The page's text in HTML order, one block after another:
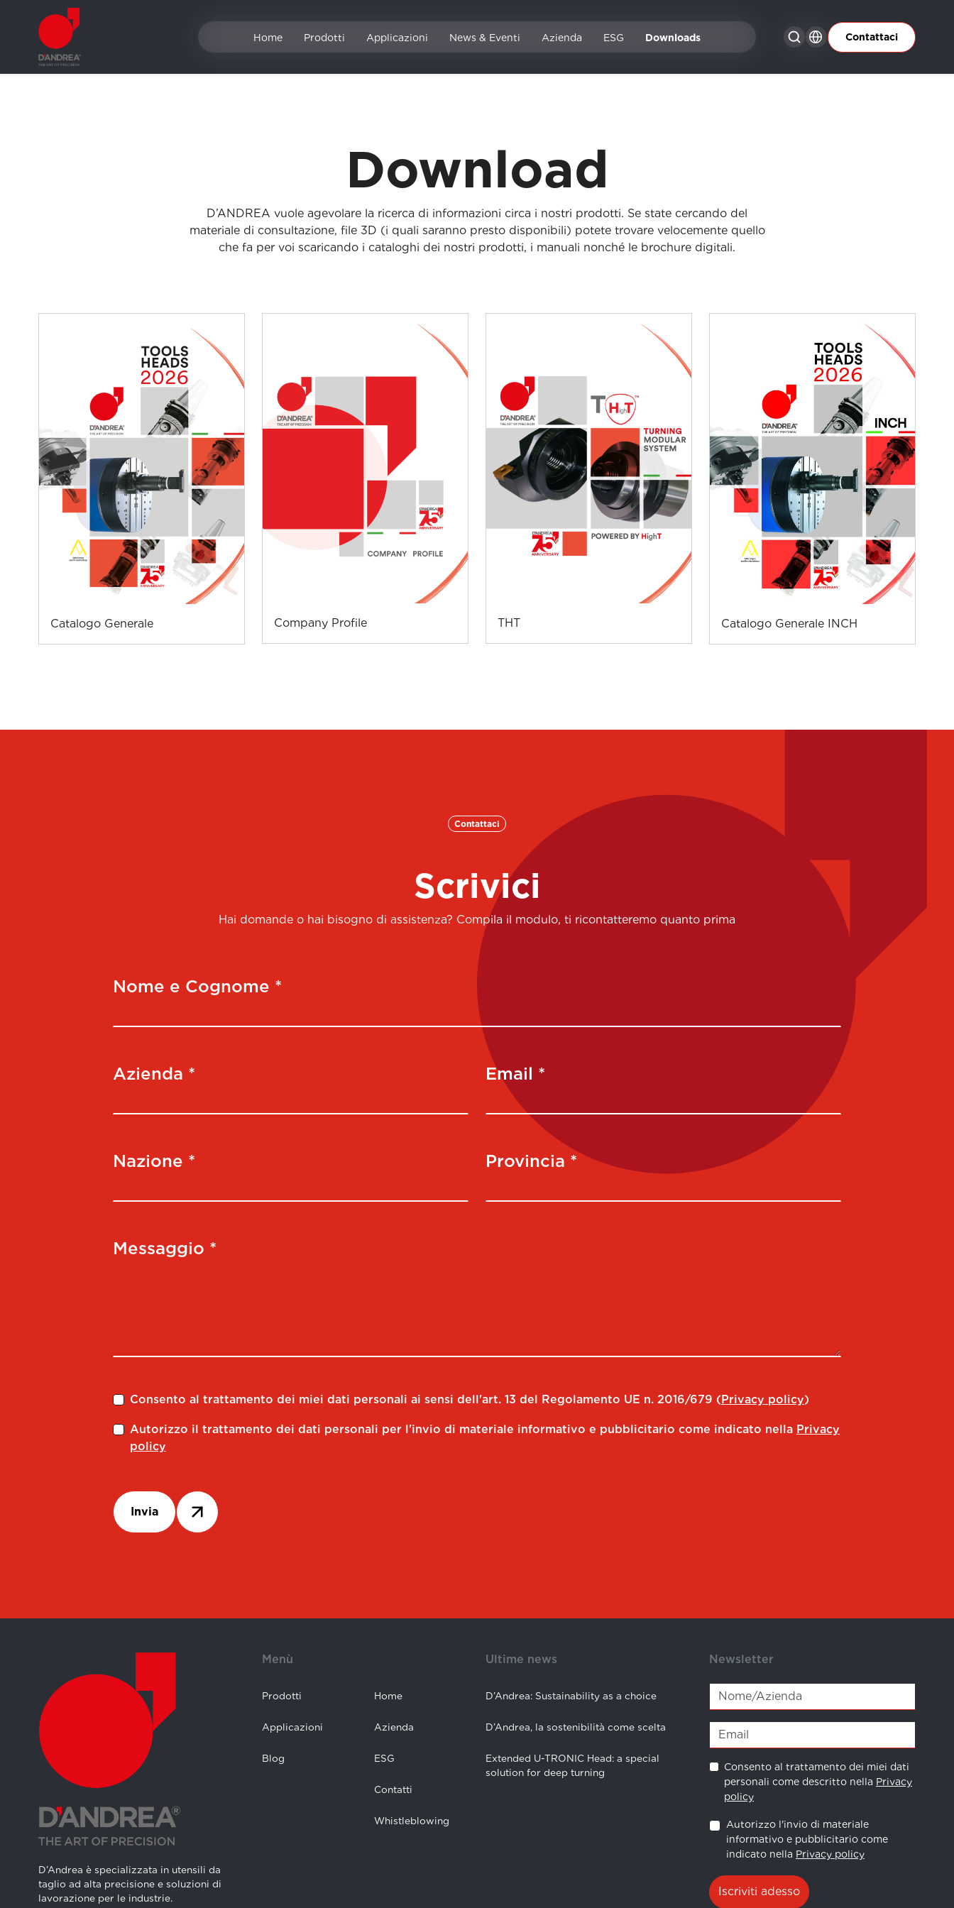
Home Prodotti Applicazioni News & Eventi Azienda ESG Downloads Contattaci
Download
D’ANDREA vuole agevolare la ricerca di informazioni circa i nostri prodotti. Se state cercando del
materiale di consultazione, file 3D (i quali saranno presto disponibili) potete trovare velocemente quello
che fa per voi scaricando i cataloghi dei nostri prodotti, i manuali nonché le brochure digitali.
Catalogo Generale Company Profile THT Catalogo Generale INCH
Contattaci
Scrivici
Hai domande o hai bisogno di assistenza? Compila il modulo, ti ricontatteremo quanto prima
Nome e Cognome *
Azienda * Email *
Nazione * Provincia *
Messaggio *
Consento al trattamento dei miei dati personali ai sensi dell'art. 13 del Regolamento UE n. 2016/679 (Privacy policy)
Autorizzo il trattamento dei dati personali per l'invio di materiale informativo e pubblicitario come indicato nella Privacy
policy
Invia
D’Andrea è specializzata in utensili da
taglio ad alta precisione e soluzioni di
lavorazione per le industrie.
Menù
Prodotti
Applicazioni
Blog
Home
Azienda
ESG
Contatti
Whistleblowing
Ultime news
D’Andrea: Sustainability as a choice
D’Andrea, la sostenibilità come scelta
Extended U-TRONIC Head: a special
solution for deep turning
Newsletter
Consento al trattamento dei miei dati
personali come descritto nella Privacy
policy
Autorizzo l'invio di materiale
informativo e pubblicitario come
indicato nella Privacy policy
Iscriviti adesso